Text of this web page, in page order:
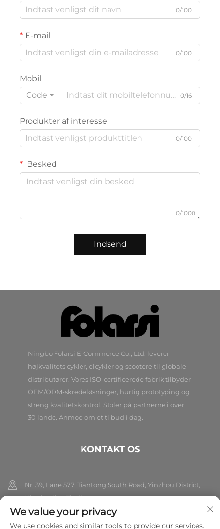
0/100
E-mail
0/100
Mobil
Code
0/16
Produkter af interesse
0/100
Besked
0/1000
Indsend
Ningbo Folarsi E-Commerce Co., Ltd. leverer
højkvalitets cykler, elcykler og scootere til globale
distributører. Vores ISO-certificerede fabrik tilbyder
OEM/ODM-skredeløsninger, hurtig prototyping og
streng kvalitetskontrol. Stoler på partnerne i over
30 lande. Anmod om et tilbud i dag.
KONTAKT OS
Nr. 39, Lane 577, Tiantong South Road, Yinzhou District,
Ningbo City, Zhejiang
+86-18989326021
We value your privacy
We use cookies and similar tools to provide our services.